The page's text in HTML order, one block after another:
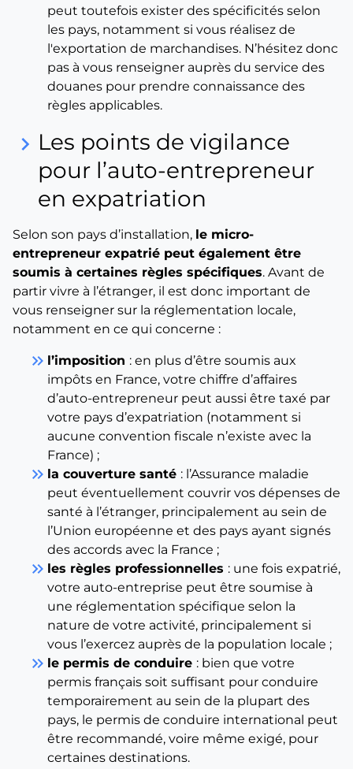
peut toutefois exister des spécificités selon
les pays, notamment si vous réalisez de
l'exportation de marchandises. N’hésitez donc
pas à vous renseigner auprès du service des
douanes pour prendre connaissance des
règles applicables.
keyboard_arrow_right Les points de vigilance
pour l’auto-entrepreneur
en expatriation
Selon son pays d’installation, le micro-
entrepreneur expatrié peut également être
soumis à certaines règles spécifiques. Avant de
partir vivre à l’étranger, il est donc important de
vous renseigner sur la réglementation locale,
notamment en ce qui concerne :
keyboard_double_arrow_right l’imposition : en plus d’être soumis aux
impôts en France, votre chiffre d’affaires
d’auto-entrepreneur peut aussi être taxé par
votre pays d’expatriation (notamment si
aucune convention fiscale n’existe avec la
France) ;
keyboard_double_arrow_right la couverture santé : l’Assurance maladie
peut éventuellement couvrir vos dépenses de
santé à l’étranger, principalement au sein de
l’Union européenne et des pays ayant signés
des accords avec la France ;
keyboard_double_arrow_right les règles professionnelles : une fois expatrié,
votre auto-entreprise peut être soumise à
une réglementation spécifique selon la
nature de votre activité, principalement si
vous l’exercez auprès de la population locale ;
keyboard_double_arrow_right le permis de conduire : bien que votre
permis français soit suffisant pour conduire
temporairement au sein de la plupart des
pays, le permis de conduire international peut
être recommandé, voire même exigé, pour
certaines destinations.